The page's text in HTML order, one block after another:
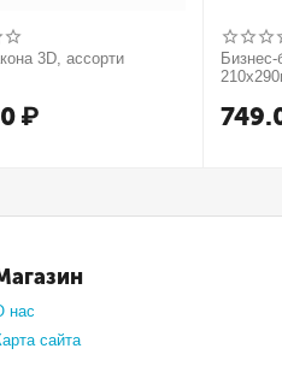
3D, ассорти
₽
нас
сайта